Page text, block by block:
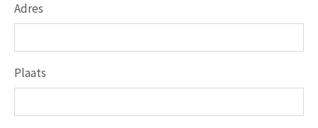
Adres
Plaats